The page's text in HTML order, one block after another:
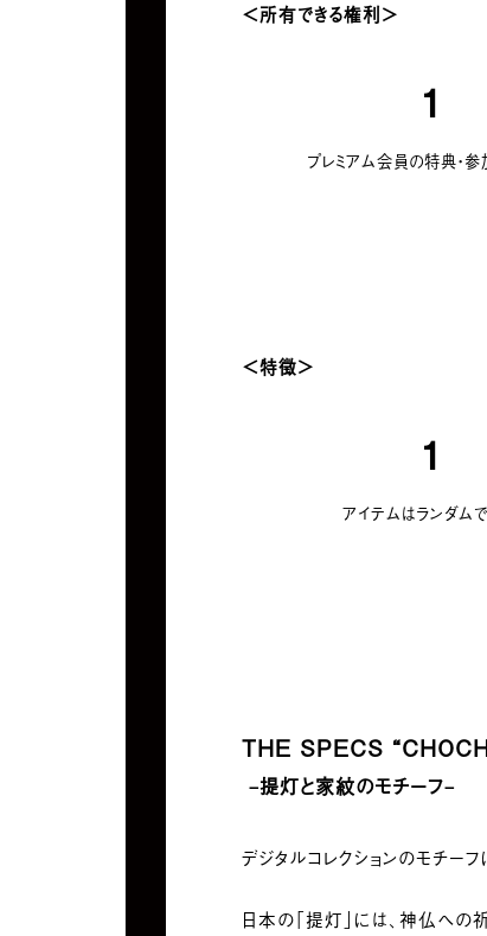
＜所有できる権利＞
1
プレミアム会員の特典・参
＜特徴＞
1
アイテムはランダム
THE SPECS
–提灯と家紋のモチーフ–
デジタルコレクションのモチー
日本の「提灯」には、神仏への